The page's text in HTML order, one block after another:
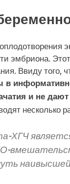
эмбриона.
Ввиду того,
и не
несколько
ХГЧ